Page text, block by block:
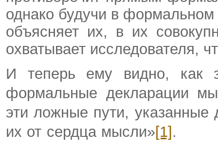
однако будучи в формальном
объясняет их, в их
охватывает исследователя,
И теперь ему видно, как
формальные декларации
эти ложные пути, указанные
их от сердца мысли»[1].